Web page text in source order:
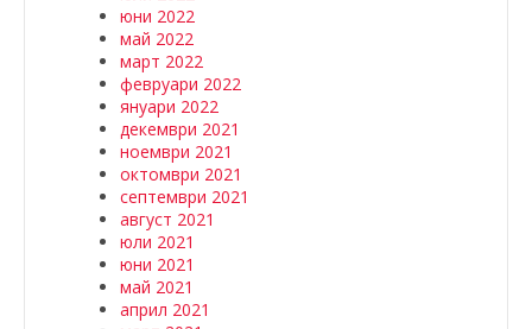
юни 2022
май 2022
март 2022
февруари 2022
януари 2022
декември 2021
ноември 2021
октомври 2021
септември 2021
август 2021
юли 2021
юни 2021
май 2021
април 2021